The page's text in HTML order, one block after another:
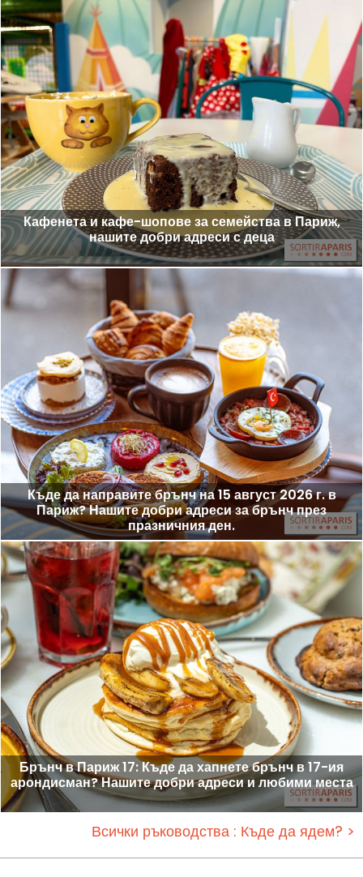
Кафенета и кафе-шопове за семейства в Париж,
нашите добри адреси с деца
Къде да направите брънч на 15 август 2026 г. в
Париж? Нашите добри адреси за брънч през
празничния ден.
Брънч в Париж 17: Къде да хапнете брънч в 17-ия
арондисман? Нашите добри адреси и любими места
Всички ръководства : Къде да ядем? >